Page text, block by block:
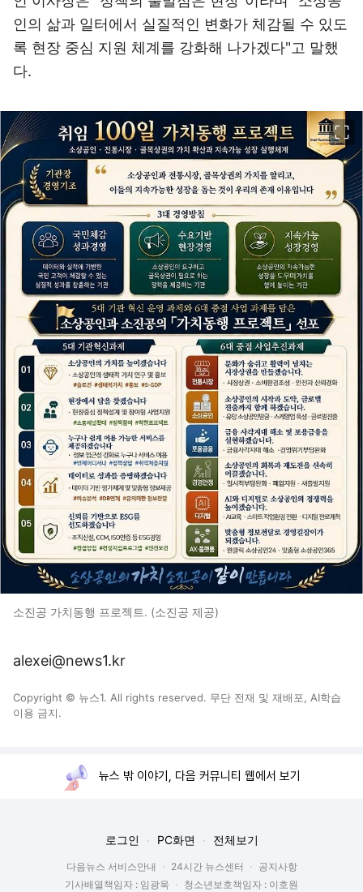
인의 삶과 일터에서 실질적인 변화가 체감될 수 있도
록 현장 중심 지원 체계를 강화해 나가겠다"고 말했
다.
소진공 가치동행 프로젝트. (소진공 제공)
alexei@news1.kr
Copyright © 뉴스1. All rights reserved. 무단 전재 및 재배포, AI학습
이용 금지.
뉴스 밖 이야기, 다음 커뮤니티 웹에서 보기
로그인 PC화면 전체보기
다음뉴스 서비스안내 24시간 뉴스센터
공지사항
기사배열책임자 : 임광욱
청소년보호책임자 : 이호원